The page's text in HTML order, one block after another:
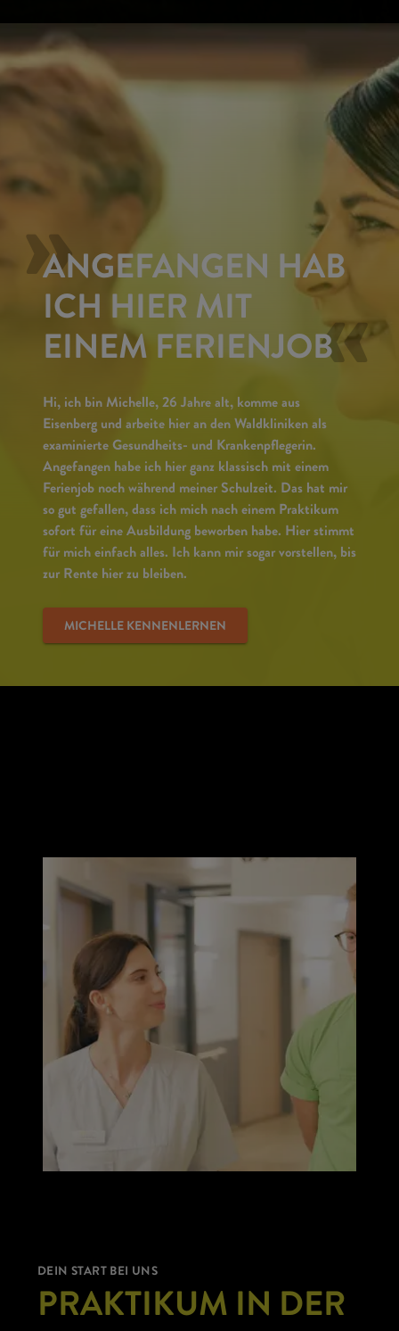
»
ANGEFANGEN HAB
ICH HIER MIT
EINEM FERIENJOB«
Hi, ich bin Michelle, 26 Jahre alt, komme aus
Eisenberg und arbeite hier an den Waldkliniken als
examinierte Gesundheits- und Krankenpflegerin.
Angefangen habe ich hier ganz klassisch mit einem
Ferienjob noch während meiner Schulzeit. Das hat mir
so gut gefallen, dass ich mich nach einem Praktikum
sofort für eine Ausbildung beworben habe. Hier stimmt
für mich einfach alles. Ich kann mir sogar vorstellen, bis
zur Rente hier zu bleiben.
MICHELLE KENNENLERNEN
DEIN START BEI UNS
PRAKTIKUM IN DER